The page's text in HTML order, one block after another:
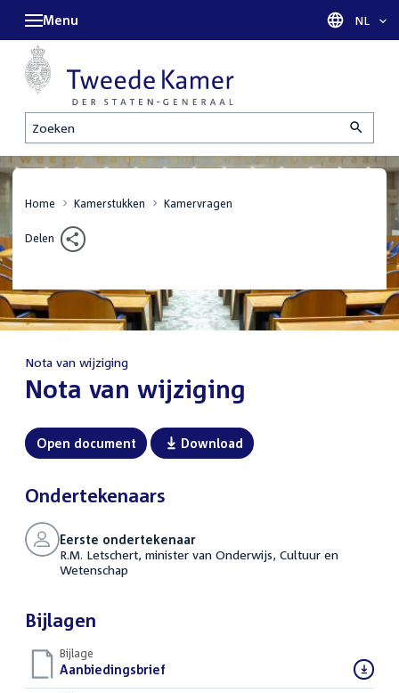
Zoeken
Menu Taal
NL
Home Kamerstukken Kamervragen
Delen
Nota van wijziging
:Nota van wijziging
Open document Download
Ondertekenaars
Eerste ondertekenaar
R.M. Letschert, minister van Onderwijs, Cultuur en
Wetenschap
Bijlagen
Bijlage
Download
bestand:
Aanbiedingsbrief